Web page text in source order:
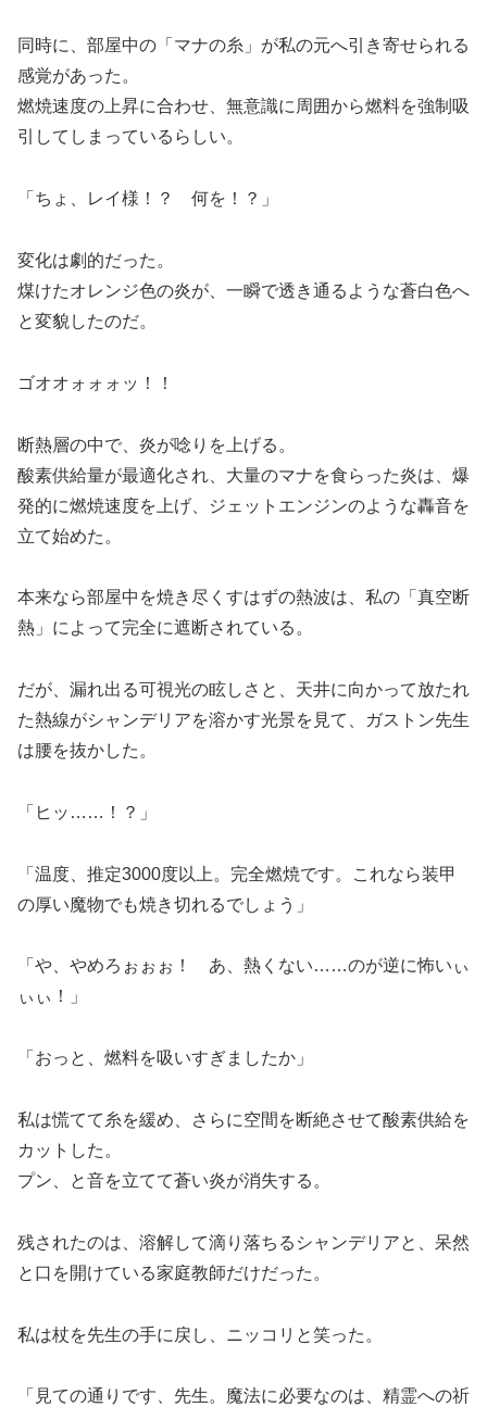
同時に、部屋中の「マナの糸」が私の元へ引き寄せられる
感覚があった。
燃焼速度の上昇に合わせ、無意識に周囲から燃料を強制吸
引してしまっているらしい。
「ちょ、レイ様！？ 何を！？」
変化は劇的だった。
煤けたオレンジ色の炎が、一瞬で透き通るような蒼白色へ
と変貌したのだ。
ゴオオォォォッ！！
断熱層の中で、炎が唸りを上げる。
酸素供給量が最適化され、大量のマナを食らった炎は、爆
発的に燃焼速度を上げ、ジェットエンジンのような轟音を
立て始めた。
本来なら部屋中を焼き尽くすはずの熱波は、私の「真空断
熱」によって完全に遮断されている。
だが、漏れ出る可視光の眩しさと、天井に向かって放たれ
た熱線がシャンデリアを溶かす光景を見て、ガストン先生
は腰を抜かした。
「ヒッ……！？」
「温度、推定3000度以上。完全燃焼です。これなら装甲
の厚い魔物でも焼き切れるでしょう」
「や、やめろぉぉぉ！ あ、熱くない……のが逆に怖いぃ
ぃぃ！」
「おっと、燃料を吸いすぎましたか」
私は慌てて糸を緩め、さらに空間を断絶させて酸素供給を
カットした。
プン、と音を立てて蒼い炎が消失する。
残されたのは、溶解して滴り落ちるシャンデリアと、呆然
と口を開けている家庭教師だけだった。
私は杖を先生の手に戻し、ニッコリと笑った。
「見ての通りです、先生。魔法に必要なのは、精霊への祈